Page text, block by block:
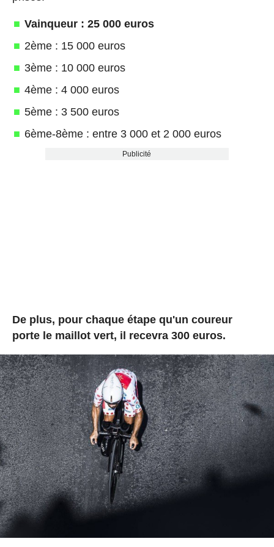
Vainqueur : 25 000 euros
2ème : 15 000 euros
3ème : 10 000 euros
4ème : 4 000 euros
5ème : 3 500 euros
6ème-8ème : entre 3 000 et 2 000 euros
Publicité
De plus, pour chaque étape qu'un coureur
porte le maillot vert, il recevra 300 euros.